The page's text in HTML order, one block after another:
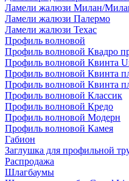
Ламели жалюзи Милан/
Ламели жалюзи Палермо
Ламели жалюзи Техас
Профиль волновой
Профиль волновой Квадро
Профиль волновой Квинта
Профиль волновой Квинта
Профиль волновой Квинта
Профиль волновой Классик
Профиль волновой Кредо
Профиль волновой Модерн
Профиль волновой Камея
Габион
Заглушка для профильной
Распродажа
Шлагбаумы